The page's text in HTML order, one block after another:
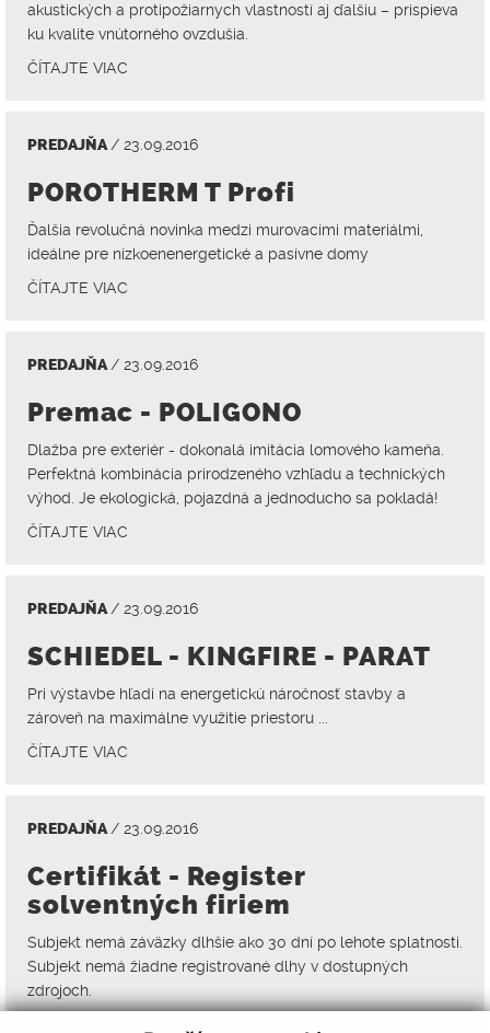
akustických a protipožiarnych vlastností aj ďalšiu – prispieva
ku kvalite vnútorného ovzdušia.
ČÍTAJTE VIAC
PREDAJŇA/ 23.09.2016
POROTHERM T Profi
Ďalšia revolučná novinka medzi murovacími materiálmi,
ideálne pre nízkoenenergetické a pasívne domy
ČÍTAJTE VIAC
PREDAJŇA/ 23.09.2016
Premac - POLIGONO
Dlažba pre exteriér - dokonalá imitácia lomového kameňa.
Perfektná kombinácia prirodzeného vzhľadu a technických
výhod. Je ekologická, pojazdná a jednoducho sa pokladá!
ČÍTAJTE VIAC
PREDAJŇA/ 23.09.2016
SCHIEDEL - KINGFIRE - PARAT
Pri výstavbe hľadí na energetickú náročnosť stavby a
zároveň na maximálne využitie priestoru ...
ČÍTAJTE VIAC
PREDAJŇA/ 23.09.2016
Certifikát - Register
solventných firiem
Subjekt nemá záväzky dlhšie ako 30 dní po lehote splatnosti.
Subjekt nemá žiadne registrované dlhy v dostupných
zdrojoch.